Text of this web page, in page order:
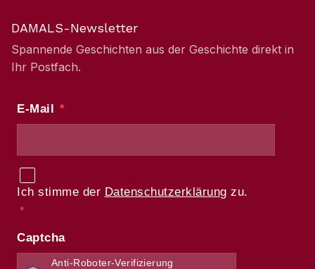
DAMALS-Newsletter
Spannende Geschichten aus der Geschichte direkt in
Ihr Postfach.